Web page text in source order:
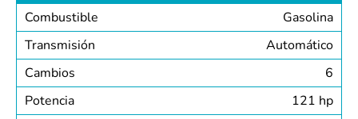
Combustible
Gasolina
Transmisión
Automático
Cambios
6
Potencia
121 hp